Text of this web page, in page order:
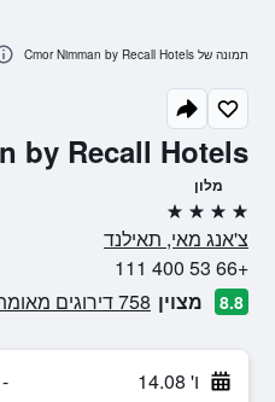
by Recall Hotels
מלון
4 כוכבים
צ'אנג מאי, תאילנד
+66 53 400 111
8.8 מצוין 758 דירוגים מאומתים
ו' 14.08 -
תמונה של Cmor Nimman by Recall Hotels